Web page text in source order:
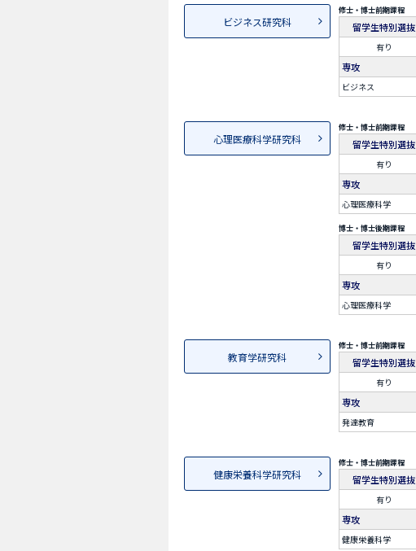
ビジネス研究科
修士・博士前期課程
留学生特別選抜
有り
専攻
ビジネス
心理医療科学研究科
修士・博士前期課程
留学生特別選抜
有り
専攻
心理医療科学
博士・博士後期課程
留学生特別選抜
有り
専攻
心理医療科学
教育学研究科
修士・博士前期課程
留学生特別選抜
有り
専攻
発達教育
健康栄養科学研究科
修士・博士前期課程
留学生特別選抜
有り
専攻
健康栄養科学